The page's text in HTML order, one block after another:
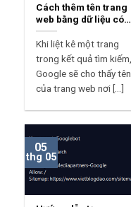
Cách thêm tên trang
web bằng dữ liệu có
cấu trúc Blogspot
Khi liệt kê một trang
trong kết quả tìm kiếm,
Google sẽ cho thấy tên
của trang web nơi [...]
05
thg 05